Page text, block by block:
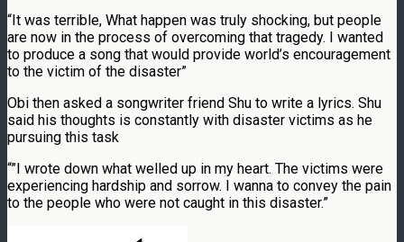
“It was terrible, What happen was truly shocking, but people
are now in the process of overcoming that tragedy. I wanted
to produce a song that would provide world’s encouragement
to the victim of the disaster”
Obi then asked a songwriter friend Shu to write a lyrics. Shu
said his thoughts is constantly with disaster victims as he
pursuing this task
“”I wrote down what welled up in my heart. The victims were
experiencing hardship and sorrow. I wanna to convey the pain
to the people who were not caught in this disaster.”